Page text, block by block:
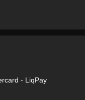
- LiqPay